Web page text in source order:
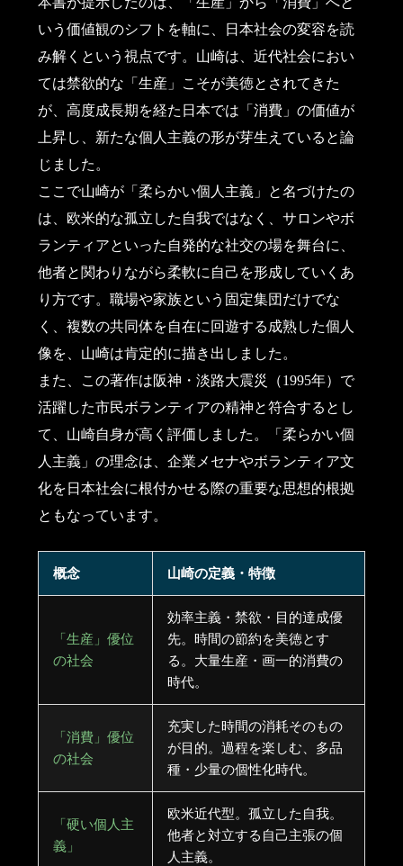
いう価値観のシフトを軸に、日本社会の変容を読
み解くという視点です。山崎は、近代社会におい
ては禁欲的な「生産」こそが美徳とされてきた
が、高度成長期を経た日本では「消費」の価値が
上昇し、新たな個人主義の形が芽生えていると論
じました。
ここで山崎が「柔らかい個人主義」と名づけたの
は、欧米的な孤立した自我ではなく、サロンやボ
ランティアといった自発的な社交の場を舞台に、
他者と関わりながら柔軟に自己を形成していくあ
り方です。職場や家族という固定集団だけでな
く、複数の共同体を自在に回遊する成熟した個人
像を、山崎は肯定的に描き出しました。
また、この著作は阪神・淡路大震災（1995年）で
活躍した市民ボランティアの精神と符合するとし
て、山崎自身が高く評価しました。「柔らかい個
人主義」の理念は、企業メセナやボランティア文
化を日本社会に根付かせる際の重要な思想的根拠
ともなっています。
概念 山崎の定義・特徴
「生産」優位
の社会
効率主義・禁欲・目的達成優
先。時間の節約を美徳とす
る。大量生産・画一的消費の
時代。
「消費」優位
の社会
充実した時間の消耗そのもの
が目的。過程を楽しむ、多品
種・少量の個性化時代。
「硬い個人主
義」
欧米近代型。孤立した自我。
他者と対立する自己主張の個
人主義。